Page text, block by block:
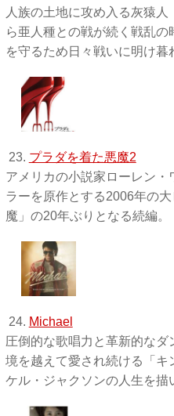
人族の土地に攻め入る灰猿人
ら亜人種との戦が続く戦乱
を守るため日々戦いに明け暮
23. プラダを着た悪魔2
アメリカの小説家ローレン
ラーを原作とする2006年の
魔」の20年ぶりとなる続編。
24. Michael
圧倒的な歌唱力と革新的なダ
境を越えて愛され続ける「キ
ケル・ジャクソンの人生を描